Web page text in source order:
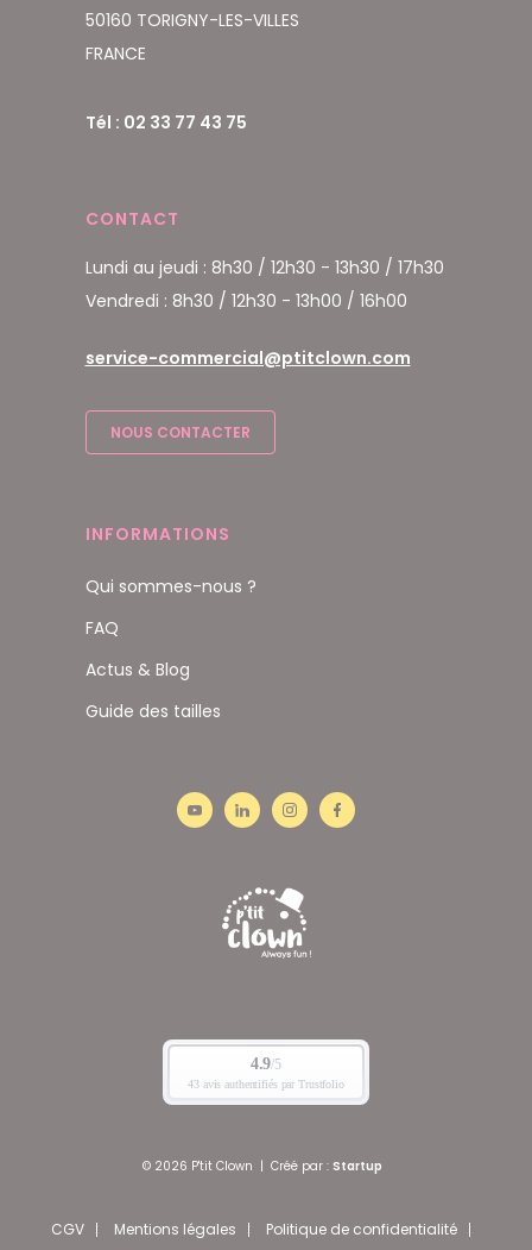
50160 TORIGNY-LES-VILLES
FRANCE
Tél : 02 33 77 43 75
CONTACT
Lundi au jeudi : 8h30 / 12h30 - 13h30 / 17h30
Vendredi : 8h30 / 12h30 - 13h00 / 16h00
service-commercial@ptitclown.com
NOUS CONTACTER
INFORMATIONS
Qui sommes-nous ?
FAQ
Actus & Blog
Guide des tailles
© 2026 P'tit Clown | Créé par : Startup
CGV Mentions légales
Politique de confidentialité